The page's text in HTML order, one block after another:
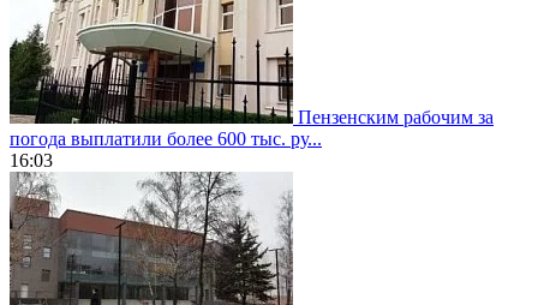
Пензенским рабочим за
погода выплатили более 600 тыс. ру...
16:03